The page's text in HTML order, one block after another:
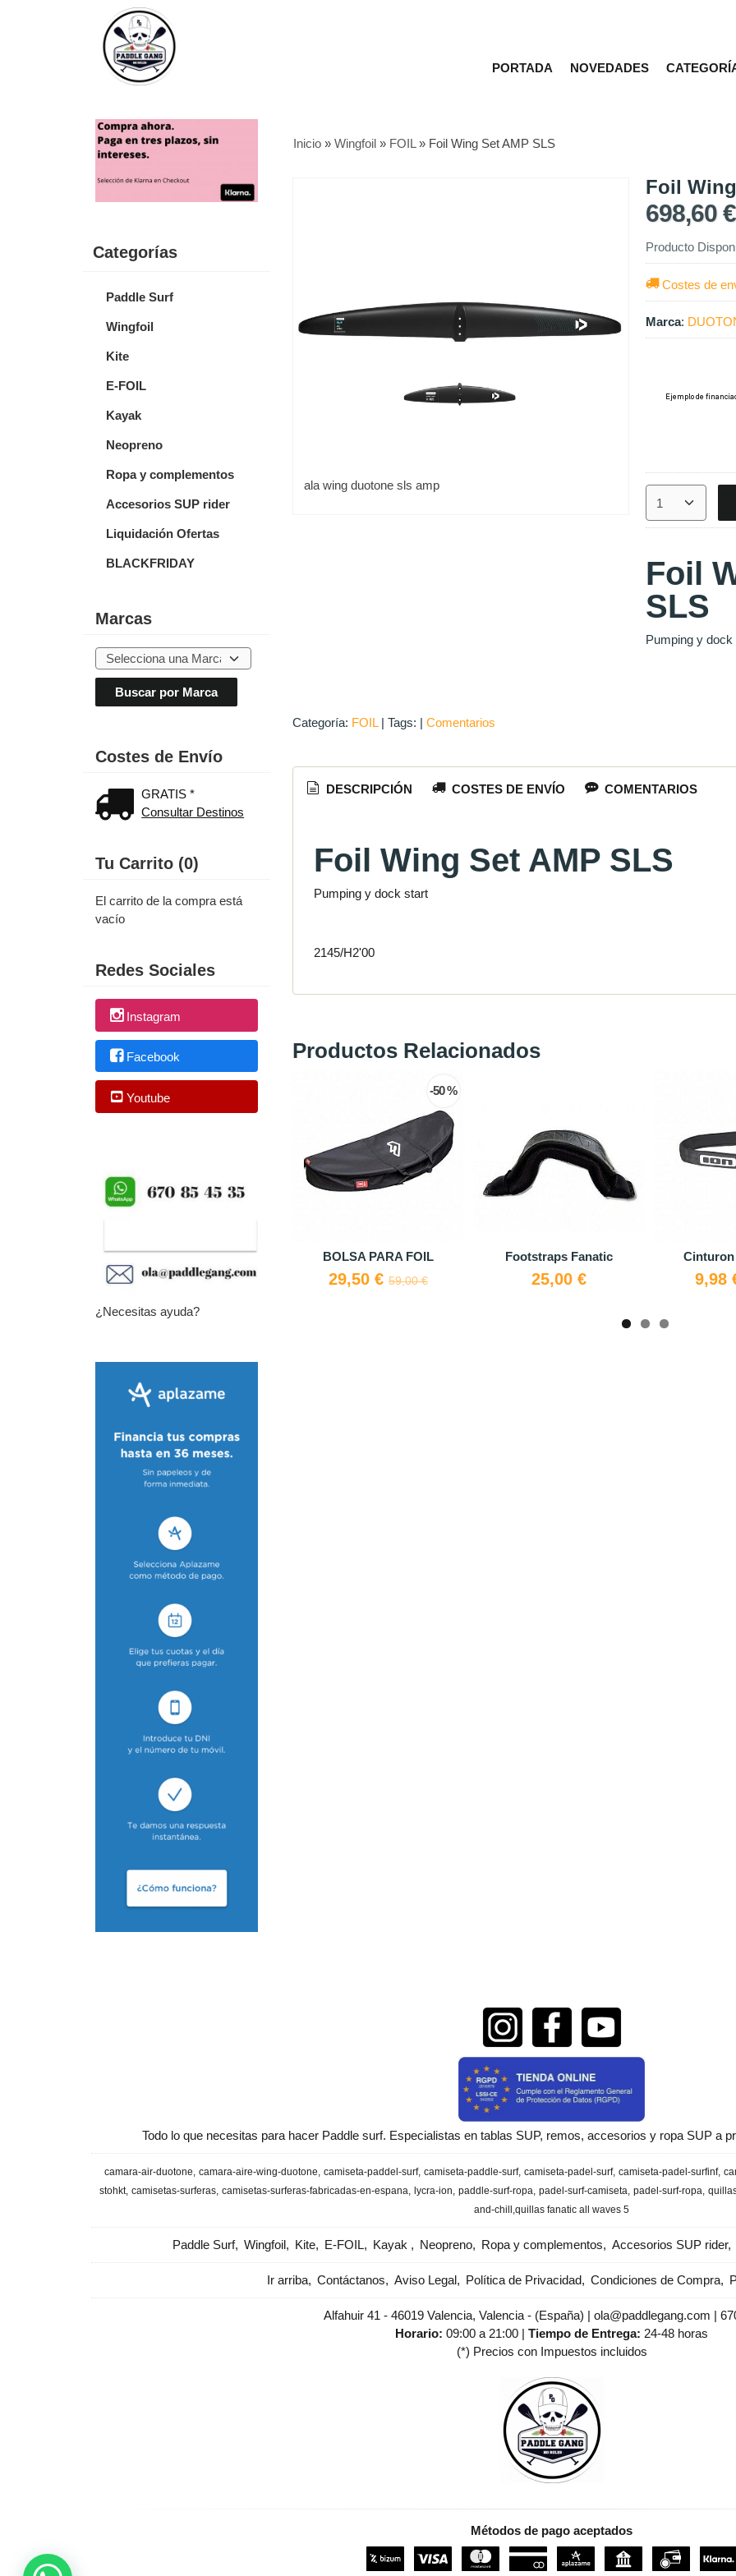
PORTADA NOVEDADES
Categorías
Paddle Surf
Wingfoil
Kite
E-FOIL
Kayak
Neopreno
Ropa y complementos
Accesorios SUP rider
Liquidación Ofertas
BLACKFRIDAY
Marcas
Costes de Envío
GRATIS *
Consultar Destinos
Tu Carrito (0)
El carrito de la compra está
vacío
Redes Sociales
Instagram
Facebook
Youtube
¿Necesitas ayuda?
Inicio» Wingfoil» FOIL» Foil Wing Set AMP SLS
ala wing duotone sls amp
Foil
698,60
Producto
Costes de
Marca:
Foil
SLS
Pumping y dock
Categoría: FOIL| Tags: | Comentarios
DESCRIPCIÓN COSTES DE ENVÍO COMENTARIOS
Foil Wing Set AMP SLS
Pumping y dock start
2145/H2'00
Productos Relacionados
-50 %
BOLSA PARA FOIL
29,50 €59,00 €
Footstraps Fanatic
25,00 €
Cinturon
9,98
Todo lo que necesitas para hacer Paddle surf. Especialistas en tablas SUP, remos, accesorios y ropa SUP a
camara-air-duotone camara-aire-wing-duotone camiseta-paddel-surf camiseta-paddle-surf camiseta-padel-surf camiseta-padel-surfinf
stohkt camisetas-surferas camisetas-surferas-fabricadas-en-espana lycra-ion paddle-surf-ropa padel-surf-camiseta padel-surf-ropa
and-chill
​quillas fanatic all waves 5
Paddle Surf Wingfoil Kite E-FOIL Kayak Neopreno Ropa y complementos Accesorios SUP rider
Ir arriba Contáctanos Aviso Legal Política de Privacidad Condiciones de Compra
Alfahuir 41 - 46019 Valencia, Valencia - (España) | ola@paddlegang.com |
Horario:09:00 a 21:00 |Tiempo de Entrega: 24-48 horas
(*) Precios con Impuestos incluidos
Métodos de pago aceptados